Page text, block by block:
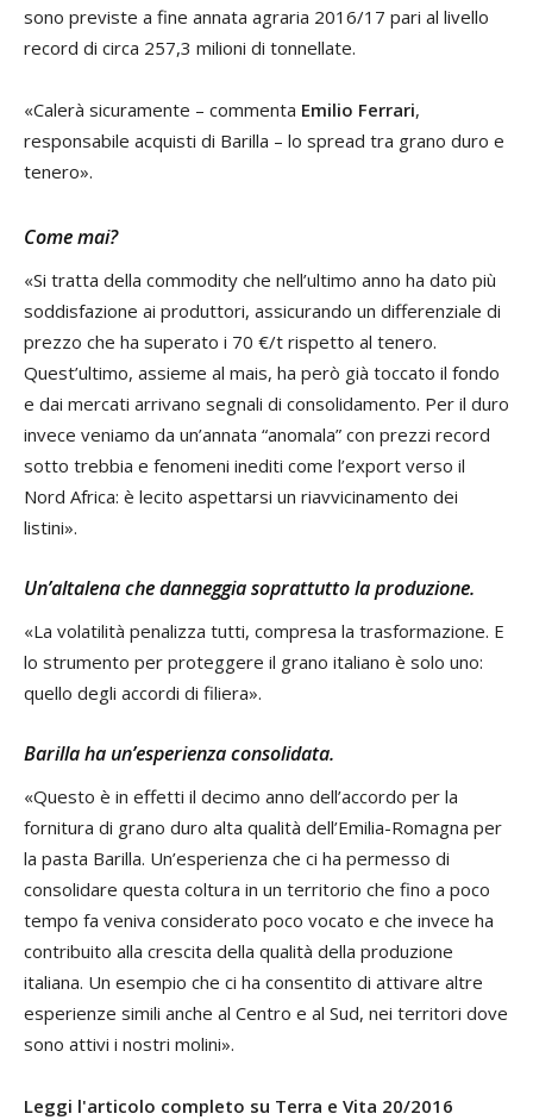
sono previste a fine annata agraria 2016/17 pari al livello
record di circa 257,3 milioni di tonnellate.
«Calerà sicuramente – commenta Emilio Ferrari,
responsabile acquisti di Barilla – lo spread tra grano duro e
tenero».
Come mai?
«Si tratta della commodity che nell’ultimo anno ha dato più
soddisfazione ai produttori, assicurando un differenziale di
prezzo che ha superato i 70 €/t rispetto al tenero.
Quest’ultimo, assieme al mais, ha però già toccato il fondo
e dai mercati arrivano segnali di consolidamento. Per il duro
invece veniamo da un’annata “anomala” con prezzi record
sotto trebbia e fenomeni inediti come l’export verso il
Nord Africa: è lecito aspettarsi un riavvicinamento dei
listini».
Un’altalena che danneggia soprattutto la produzione.
«La volatilità penalizza tutti, compresa la trasformazione. E
lo strumento per proteggere il grano italiano è solo uno:
quello degli accordi di filiera».
Barilla ha un’esperienza consolidata.
«Questo è in effetti il decimo anno dell’accordo per la
fornitura di grano duro alta qualità dell’Emilia-Romagna per
la pasta Barilla. Un’esperienza che ci ha permesso di
consolidare questa coltura in un territorio che fino a poco
tempo fa veniva considerato poco vocato e che invece ha
contribuito alla crescita della qualità della produzione
italiana. Un esempio che ci ha consentito di attivare altre
esperienze simili anche al Centro e al Sud, nei territori dove
sono attivi i nostri molini».
Leggi l'articolo completo su Terra e Vita 20/2016